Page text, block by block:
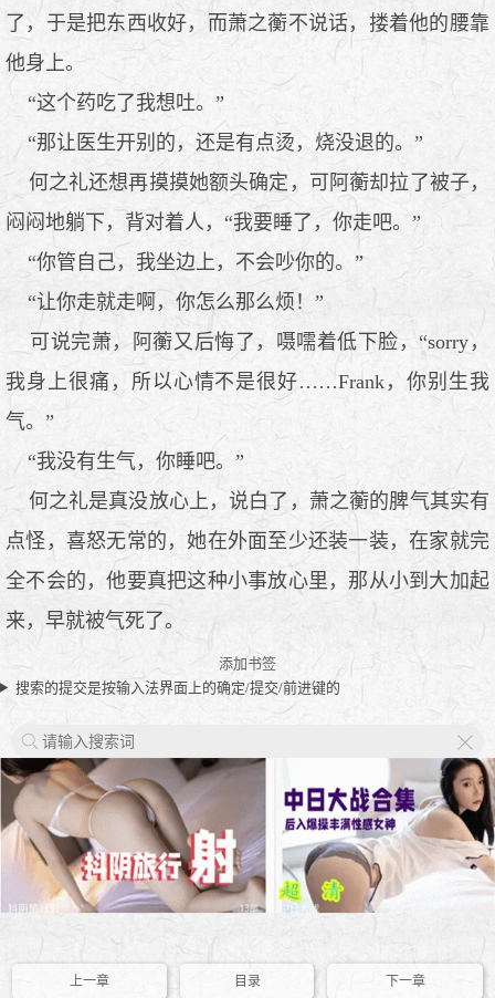
了，于是把东西收好，而萧之蘅不说话，搂着他的腰靠
他身上。
“这个药吃了我想吐。”
“那让医生开别的，还是有点烫，烧没退的。”
何之礼还想再摸摸她额头确定，可阿蘅却拉了被子，
闷闷地躺下，背对着人，“我要睡了，你走吧。”
“你管自己，我坐边上，不会吵你的。”
“让你走就走啊，你怎么那么烦！”
可说完萧，阿蘅又后悔了，嗫嚅着低下脸，“sorry，
我身上很痛，所以心情不是很好……Frank，你别生我
气。”
“我没有生气，你睡吧。”
何之礼是真没放心上，说白了，萧之蘅的脾气其实有
点怪，喜怒无常的，她在外面至少还装一装，在家就完
全不会的，他要真把这种小事放心里，那从小到大加起
来，早就被气死了。
添加书签
搜索的提交是按输入法界面上的确定/提交/前进键的
上一章 目录 下一章